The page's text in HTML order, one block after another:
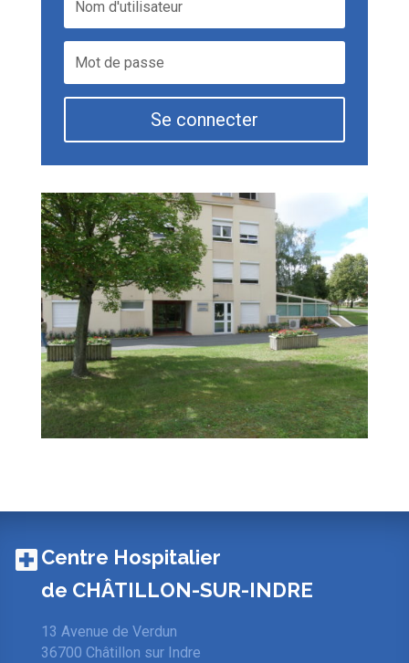
Se connecter
Centre Hospitalier
de CHÂTILLON-SUR-INDRE
13 Avenue de Verdun
36700 Châtillon sur Indre